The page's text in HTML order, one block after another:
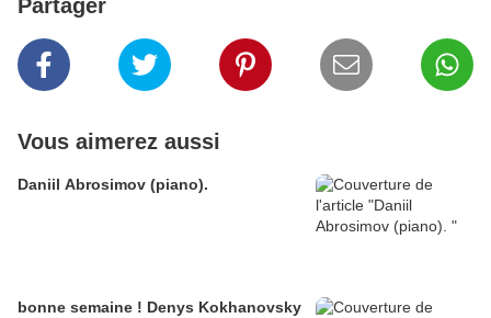
Partager
Vous aimerez aussi
Daniil Abrosimov (piano).
bonne semaine ! Denys Kokhanovsky